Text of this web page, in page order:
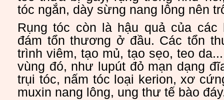
tóc ngắn, dày sừng nang lông nên
Rụng tóc còn là hậu quả của các
đám tổn thương ở đầu. Các tổn
trình viêm, tạo mủ, tạo sẹo, teo
vùng đó, như lupút đỏ mạn dạng
trụi tóc, nấm tóc loại kerion, xơ
muxin nang lông, ung thư tế bào